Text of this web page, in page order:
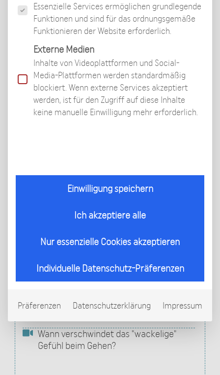
Welches Gangbild, welche Mobilität
kann ich als Beinverlängerungspatient
während der Behandlung erwarten?
Gibt es ein Körpergewichtslimit für
Beinverlängerungspatienten? Ab wieviel
Kilogramm Gewicht wird im BECKER
Beinverlängerungspatient wieder frei –
ohne Unterarmgehstützen laufen?
meinem Gangbild zu tun?
Warum fühle ich mich nach einer
Beinverlängerung beim Gehen unsicher
Wann verschwindet das "wackelige"
Gefühl beim Gehen?
Essenzielle Services ermöglichen grundlegende
Funktionen und sind für das ordnungsgemäße
Funktionieren der Website erforderlich.
Externe Medien
Inhalte von Videoplattformen und Social-
Media-Plattformen werden standardmäßig
blockiert. Wenn externe Services akzeptiert
werden, ist für den Zugriff auf diese Inhalte
keine manuelle Einwilligung mehr erforderlich.
Einwilligung speichern
Ich akzeptiere alle
Nur essenzielle Cookies akzeptieren
Individuelle Datenschutz-Präferenzen
Präferenzen Datenschutzerklärung Impressum